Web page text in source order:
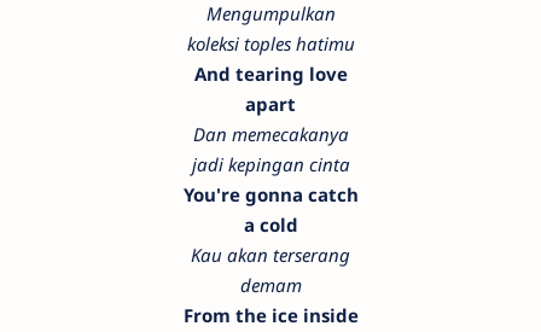
Mengumpulkan
koleksi toples hatimu
And tearing love
apart
Dan memecakanya
jadi kepingan cinta
You're gonna catch
a cold
Kau akan terserang
demam
From the ice inside